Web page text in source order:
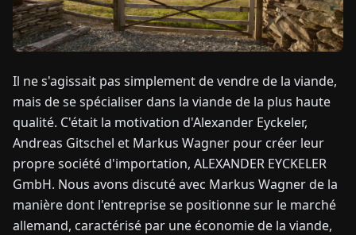
ENDEFR ESITNLPL HU
CONTACTEZ-
NOUS
Il ne s'agissait pas simplement de vendre de la viande,
mais de se spécialiser dans la viande de la plus haute
qualité. C'était la motivation d'Alexander Eyckeler,
Andreas Gitschel et Markus Wagner pour créer leur
propre société d'importation, ALEXANDER EYCKELER
GmbH. Nous avons discuté avec Markus Wagner de la
manière dont l'entreprise se positionne sur le marché
allemand, caractérisé par une économie de la viande,